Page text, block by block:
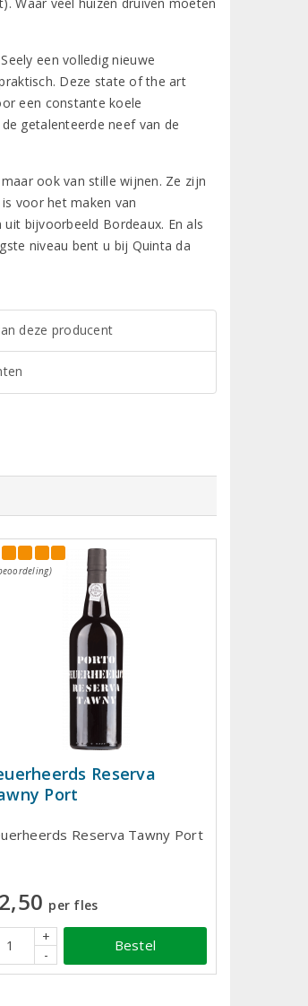
een volledig nieuwe
Deze state of the art
een constante koele
getalenteerde neef van de
ook van stille wijnen. Ze zijn
voor het maken van
bijvoorbeeld Bordeaux. En als
niveau bent u bij Quinta da
deze producent
Reserva
Port
Reserva Tawny Port
per fles
+
-
Bestel